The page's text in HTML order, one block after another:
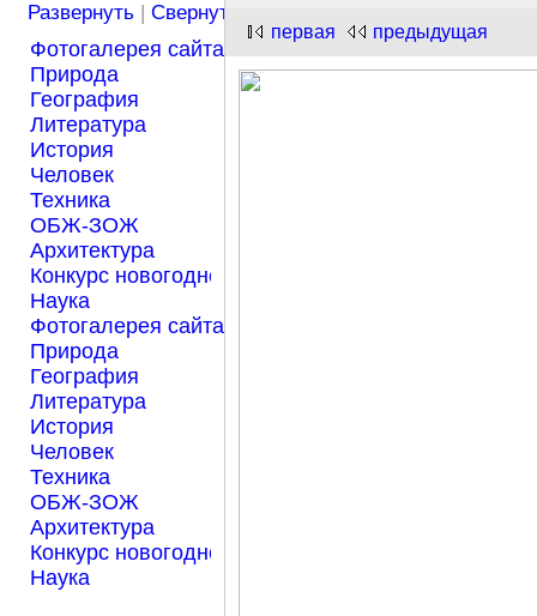
Развернуть |Свернуть
Фотогалерея сайта Началка.com
Природа
География
Литература
История
Человек
Техника
ОБЖ-ЗОЖ
Архитектура
Конкурс новогодней открытки "Нарисуем Новый
Наука
Фотогалерея сайта Началка.com
Природа
География
Литература
История
Человек
Техника
ОБЖ-ЗОЖ
Архитектура
Конкурс новогодней открытки "Нарисуем Новый
Наука
первая предыдущая